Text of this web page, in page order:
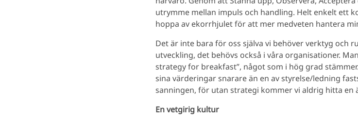
utrymme mellan impuls och handling. Helt enkelt ett
hoppa av ekorrhjulet för att mer medveten hantera
Det är inte bara för oss själva vi behöver verktyg och
utveckling, det behövs också i våra organisationer.
strategy for breakfast”, något som i hög grad
sina värderingar snarare än en av styrelse/ledning
sanningen, för utan strategi kommer vi aldrig hitta en
En vetgirig kultur